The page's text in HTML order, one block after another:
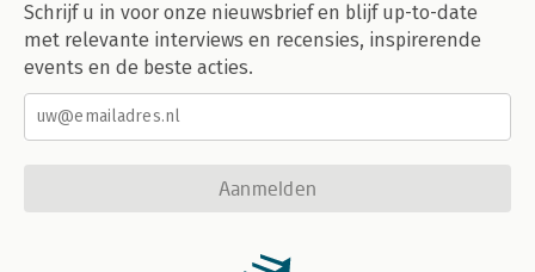
Schrijf u in voor onze nieuwsbrief en blijf up-to-date
met relevante interviews en recensies, inspirerende
events en de beste acties.
Aanmelden